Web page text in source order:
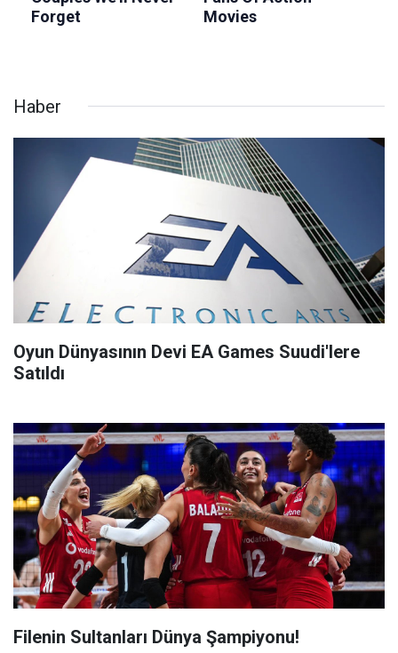
Haber
Oyun Dünyasının Devi EA Games Suudi'lere
Satıldı
Filenin Sultanları Dünya Şampiyonu!